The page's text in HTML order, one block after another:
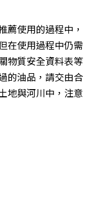
薦使用的過程中，
在使用過程中仍需
物質安全資料表等
的油品，請交由合
地與河川中，注意